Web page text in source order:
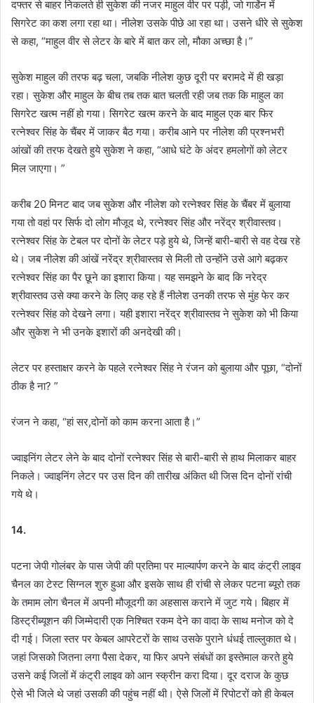
दफ्तर से बाहर निकलते ही सुकेश की नजर माहुल वीर पर पड़ी, जो गार्डेन में
सिगरेट का कश लगा रहा था। नीलेश उसके पीछे आ रहा था। उसने धीरे से सुकेश
से कहा, “माहुल वीर से लेटर के बारे में बात कर लो, मौका अच्छा है।”
सुकेश माहुल की तरफ बढ़ चला, जबकि नीलेश कुछ दूरी पर बरामदे में ही खड़ा
रहा। सुकेश और माहुल के बीच तब तक बात चलती रही जब तक कि माहुल का
सिगरेट खत्म नहीं हो गया। सिगरेट खत्म करने के बाद माहुल एक बार फिर
रत्नेश्वर सिंह के चैंबर में जाकर बैठ गया। करीब आने पर नीलेश की प्रश्नभरी
आंखों की तरफ देखते हुये सुकेश ने कहा, “आधे घंटे के अंदर हमलोगों को लेटर
मिल जाएगा। ”
करीब 20 मिनट बाद जब सुकेश और नीलेश को रत्नेश्वर सिंह के चैंबर में बुलाया
गया तो वहां पर सिर्फ दो लोग मौजूद थे, रत्नेश्वर सिंह और नरेंद्र श्रीवास्तव।
रत्नेश्वर सिंह के टेबल पर दोनों के लेटर पड़े हुये थे, जिन्हें बारी-बारी से वह देख रहे
थे। जब नीलेश की आंखें नरेंद्र श्रीवास्तव से मिली तो उन्होंने उसे आगे बढ़कर
रत्नेश्वर सिंह का पैर छूने का इशारा किया। यह समझने के बाद कि नरेद्र
श्रीवास्तव उसे क्या करने के लिए कह रहे हैं नीलेश उनकी तरफ से मुंह फेर कर
रत्नेश्वर सिंह को देखने लगा। यही इशारा नरेंद्र श्रीवास्तव ने सुकेश को भी किया
और सुकेश ने भी उनके इशारों की अनदेखी की।
लेटर पर हस्ताक्षर करने के पहले रत्नेश्वर सिंह ने रंजन को बुलाया और पूछा, “दोनों
ठीक है ना? ”
रंजन ने कहा, “हां सर,दोनों को काम करना आता है।”
ज्वाइनिंग लेटर लेने के बाद दोनों रत्नेश्वर सिंह से बारी-बारी से हाथ मिलाकर बाहर
निकले। ज्वाइनिंग लेटर पर उस दिन की तारीख अंकित थी जिस दिन दोनों रांची
गये थे।
14.
पटना जेपी गोलंबर के पास जेपी की प्रतिमा पर माल्यार्पण करने के बाद कंट्री लाइव
चैनल का टेस्ट सिग्नल शुरु हुआ और इसके साथ ही रांची से लेकर पटना ब्यूरो तक
के तमाम लोग चैनल में अपनी मौजूदगी का अहसास कराने में जुट गये। बिहार में
डिस्ट्रीब्यूशन की जिम्मेदारी एक निश्चित रकम देने का वादा के साथ मनोज को दे
दी गई। जिला स्तर पर केबल आपरेटरों के साथ उसके पुराने धंधई ताल्लुकात थे।
जहां जिसको जितना लगा पैसा देकर, या फिर अपने संबंधों का इस्तेमाल करते हुये
उसने कई जिलों में कंट्री लाइव को आन स्क्रीन करा दिया। दूर दराज के कुछ
ऐसे भी जिले थे जहां उसकी की पहुंच नहीं थी। ऐसे जिलों में रिपोटरों को ही केबल